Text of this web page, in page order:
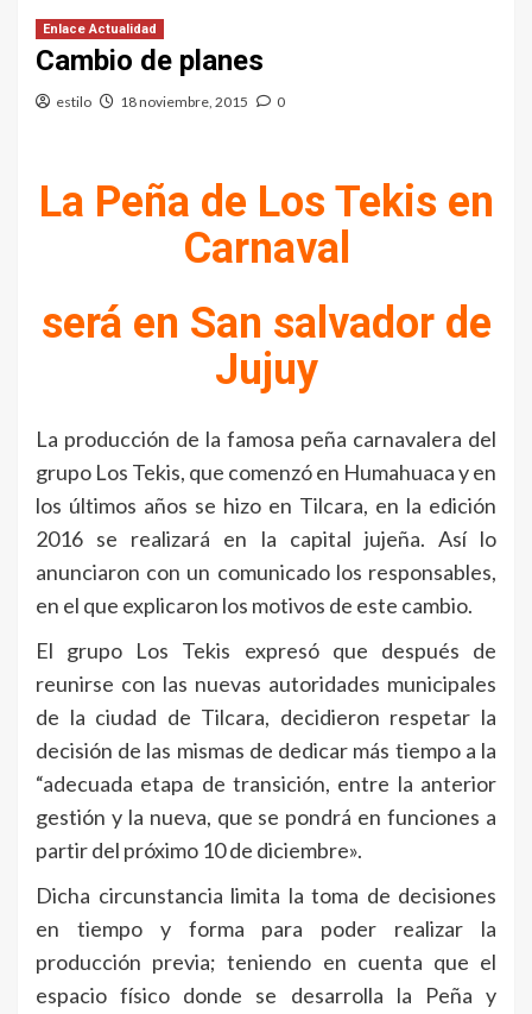
Enlace Actualidad
Cambio de planes
estilo 18 noviembre, 2015 0
La Peña de Los Tekis en
Carnaval
será en San salvador de
Jujuy
La producción de la famosa peña carnavalera del
grupo Los Tekis, que comenzó en Humahuaca y en
los últimos años se hizo en Tilcara, en la edición
2016 se realizará en la capital jujeña. Así lo
anunciaron con un comunicado los responsables,
en el que explicaron los motivos de este cambio.
El grupo Los Tekis expresó que después de
reunirse con las nuevas autoridades municipales
de la ciudad de Tilcara, decidieron respetar la
decisión de las mismas de dedicar más tiempo a la
“adecuada etapa de transición, entre la anterior
gestión y la nueva, que se pondrá en funciones a
partir del próximo 10 de diciembre».
Dicha circunstancia limita la toma de decisiones
en tiempo y forma para poder realizar la
producción previa; teniendo en cuenta que el
espacio físico donde se desarrolla la Peña y